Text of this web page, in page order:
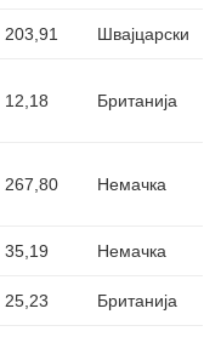
203,91 Швајцарски
12,18 Британија
267,80 Немачка
35,19 Немачка
25,23 Британија